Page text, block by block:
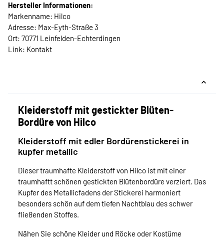
Hersteller Informationen:
Markenname: Hilco
Adresse: Max-Eyth-Straße 3
Ort: 70771 Leinfelden-Echterdingen
Link: Kontakt
Kleiderstoff mit gestickter Blüten-
Bordüre von Hilco
Kleiderstoff mit edler Bordürenstickerei in
kupfer metallic
Dieser traumhafte Kleiderstoff von Hilco ist mit einer
traumhaftt schönen gestickten Blütenbordüre verziert. Das
Kupfer des Metallicfadens der Stickerei harmoniert
besonders schön auf dem tiefen Nachtblau des schwer
fließenden Stoffes.
Nähen Sie schöne Kleider und Röcke oder Kostüme